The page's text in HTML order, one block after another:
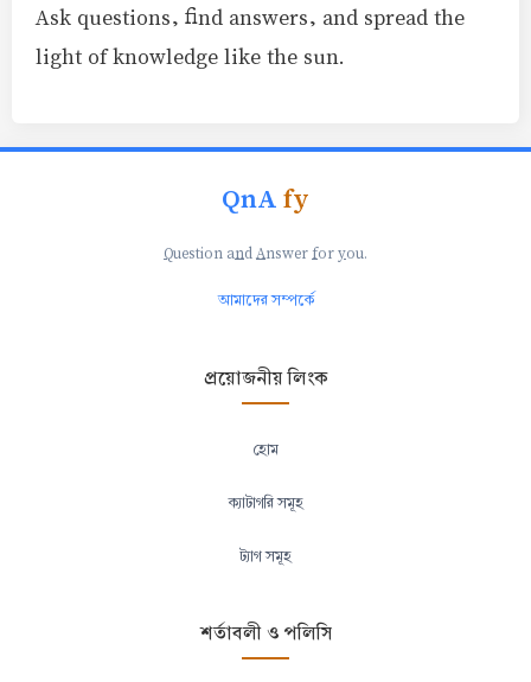
Ask questions, find answers, and spread the
light of knowledge like the sun.
QnAfy
Question andAnswer foryou.
আমাদের সম্পর্কে
প্রয়োজনীয় লিংক
হোম
ক্যাটাগরি সমূহ
ট্যাগ সমূহ
শর্তাবলী ও পলিসি